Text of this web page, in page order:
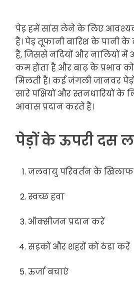
पेड़ हमें सांस लेने के लिए
हैं। पेड़ तूफानी बारिश के पानी
हैं, जिससे नदियों और नालियों में
कम होता है और बाढ़ के प्रभाव
मिलती है। कई जंगली जानवर
सारे पक्षियों और स्तनधारियों के
आवास प्रदान करते हैं।
पेड़ों के ऊपरी दस
जलवायु परिवर्तन के
स्वच्छ हवा
ऑक्सीजन प्रदान करें
सड़कों और शहरों को ठंडा करें
ऊर्जा बचाएं